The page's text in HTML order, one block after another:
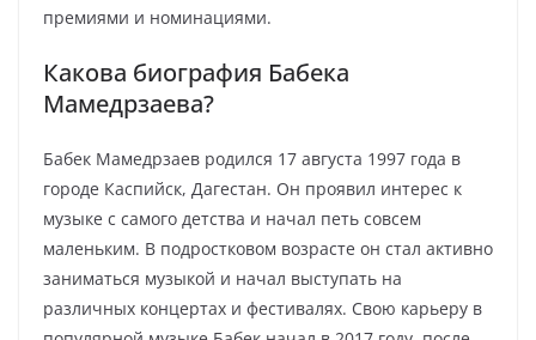
премиями и номинациями.
Какова биография Бабека
Мамедрзаева?
Бабек Мамедрзаев родился 17 августа 1997 года в
городе Каспийск, Дагестан. Он проявил интерес к
музыке с самого детства и начал петь совсем
маленьким. В подростковом возрасте он стал активно
заниматься музыкой и начал выступать на
различных концертах и фестивалях. Свою карьеру в